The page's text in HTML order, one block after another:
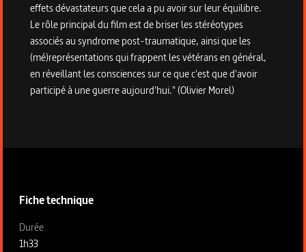
effets dévastateurs que cela a pu avoir sur leur équilibre.
Le rôle principal du film est de briser les stéréotypes
associés au syndrome post-traumatique, ainsi que les
(mé)représentations qui frappent les vétérans en général,
en réveillant les consciences sur ce que c'est que d'avoir
participé à une guerre aujourd'hui." (Olivier Morel)
Fiche technique
Fiche technique section gauche
Durée
1h33